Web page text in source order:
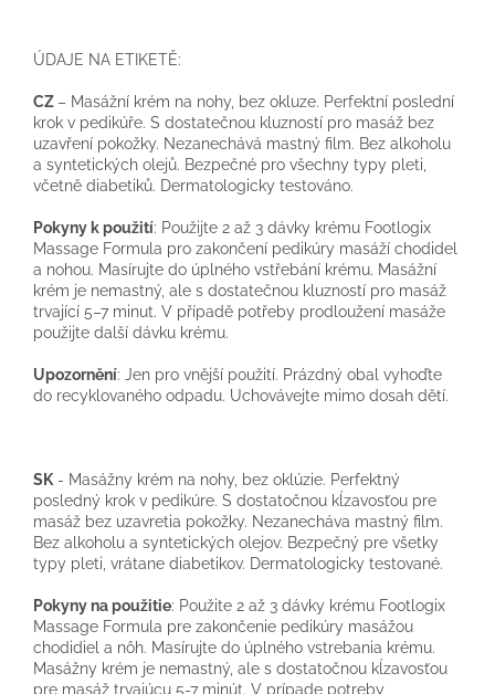
ÚDAJE NA ETIKETĚ:
CZ – Masážní krém na nohy, bez okluze. Perfektní poslední
krok v pedikúře. S dostatečnou kluzností pro masáž bez
uzavření pokožky. Nezanechává mastný film. Bez alkoholu
a syntetických olejů. Bezpečné pro všechny typy pleti,
včetně diabetiků. Dermatologicky testováno.
Pokyny k použití: Použijte 2 až 3 dávky krému Footlogix
Massage Formula pro zakončení pedikúry masáží chodidel
a nohou. Masírujte do úplného vstřebání krému. Masážní
krém je nemastný, ale s dostatečnou kluzností pro masáž
trvající 5–7 minut. V případě potřeby prodloužení masáže
použijte další dávku krému.
Upozornění: Jen pro vnější použití. Prázdný obal vyhoďte
do recyklovaného odpadu. Uchovávejte mimo dosah dětí.
SK - Masážny krém na nohy, bez oklúzie. Perfektný
posledný krok v pedikúre. S dostatočnou kĺzavosťou pre
masáž bez uzavretia pokožky. Nezanecháva mastný film.
Bez alkoholu a syntetických olejov. Bezpečný pre všetky
typy pleti, vrátane diabetikov. Dermatologicky testované.
Pokyny na použitie: Použite 2 až 3 dávky krému Footlogix
Massage Formula pre zakončenie pedikúry masážou
chodidiel a nôh. Masírujte do úplného vstrebania krému.
Masážny krém je nemastný, ale s dostatočnou kĺzavosťou
pre masáž trvajúcu 5-7 minút. V prípade potreby